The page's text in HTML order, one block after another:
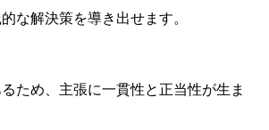
な解決策を導き出せます。
ため、主張に一貫性と正当性が生ま